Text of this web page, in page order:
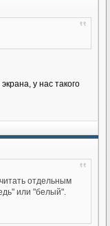
у нас такого
отдельным
или "белый".